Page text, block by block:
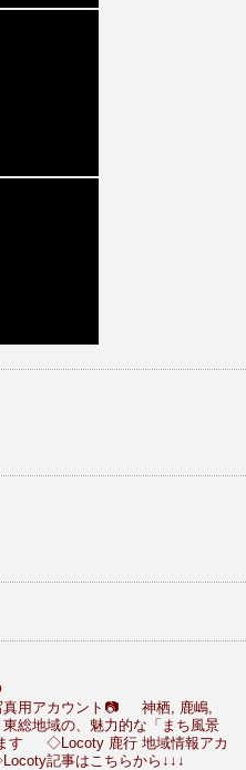
用アカウント📷
神栖, 鹿嶋,
総地域の、魅力的な「まち風景
す
◇Locoty 鹿行 地域情報アカ
記事はこちらから↓↓↓